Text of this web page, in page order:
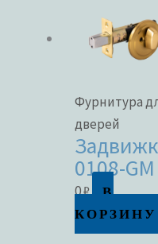
Фурнитура
дверей
0108-GM
0₽
В
КОРЗИНУ